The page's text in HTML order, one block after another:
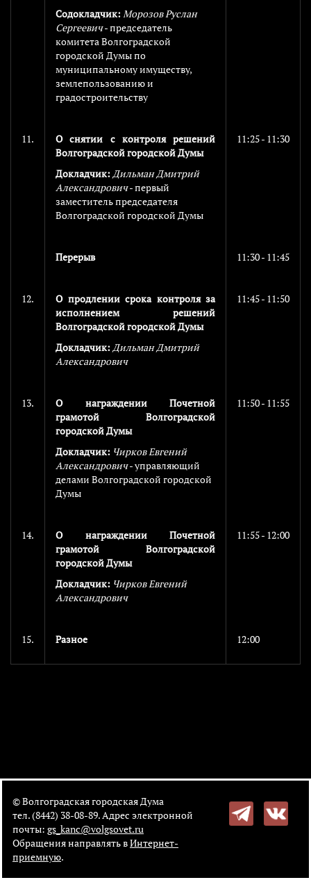
Содокладчик: Морозов Руслан
Сергеевич- председатель
комитета Волгоградской
городской Думы по
муниципальному имуществу,
землепользованию и
градостроительству
11.
О снятии с контроля решений
Волгоградской городской Думы
Докладчик: Дильман Дмитрий
Александрович- первый
заместитель председателя
Волгоградской городской Думы
11:25 - 11:30
Перерыв 11:30 - 11:45
12.
О продлении срока контроля за
исполнением решений
Волгоградской городской Думы
Докладчик: Дильман Дмитрий
Александрович
11:45 - 11:50
13.
О награждении Почетной
грамотой Волгоградской
городской Думы
Докладчик: Чирков Евгений
Александрович- управляющий
делами Волгоградской городской
Думы
11:50 - 11:55
14.
О награждении Почетной
грамотой Волгоградской
городской Думы
Докладчик: Чирков Евгений
Александрович
11:55 - 12:00
15. Разное 12:00
© Волгоградская городская Дума
тел. (8442) 38-08-89. Адрес электронной
почты: gs_kanc@volgsovet.ru
Обращения направлять вИнтернет-
приемную.